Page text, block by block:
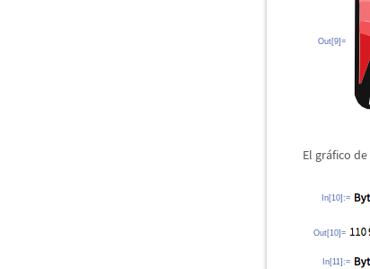
Out[9]=
El gráfico de
In[10]:=
Out[10]=
In[11]:=